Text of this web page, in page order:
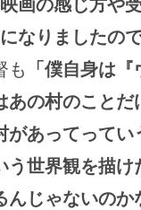
画の感じ方や
なりましたの
も
「僕自身は
あの村のこと
あってってい
う世界観を描
んじゃないの